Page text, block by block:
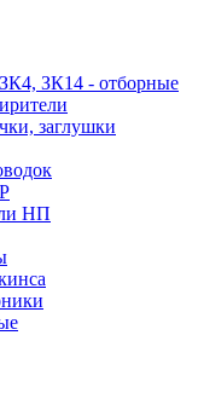
ЗК14 - отборные
заглушки
НП